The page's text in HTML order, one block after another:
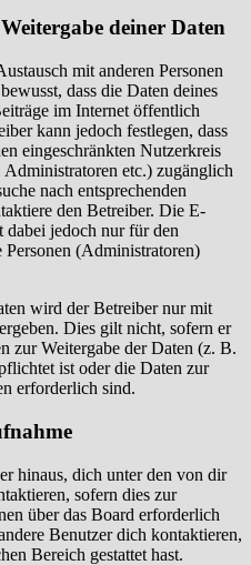
deiner Daten
mit anderen Personen
dass die Daten deines
im Internet öffentlich
kann jedoch festlegen, dass
eingeschränkten Nutzerkreis
etc.) zugänglich
nach entsprechenden
den Betreiber. Die E-
jedoch nur für den
(Administratoren)
wird der Betreiber nur mit
Dies gilt nicht, sofern er
zur Weitergabe der Daten (z. B.
ist oder die Daten zur
erforderlich sind.
hinaus, dich unter den von dir
sofern dies zur
über das Board erforderlich
Benutzer dich kontaktieren,
Bereich gestattet hast.